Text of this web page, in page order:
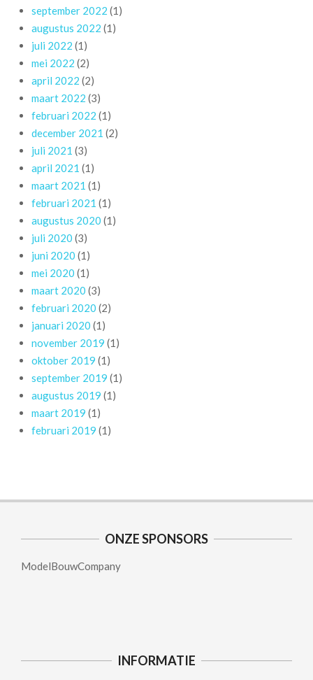
september 2022 (1)
augustus 2022 (1)
juli 2022 (1)
mei 2022 (2)
april 2022 (2)
maart 2022 (3)
februari 2022 (1)
december 2021 (2)
juli 2021 (3)
april 2021 (1)
maart 2021 (1)
februari 2021 (1)
augustus 2020 (1)
juli 2020 (3)
juni 2020 (1)
mei 2020 (1)
maart 2020 (3)
februari 2020 (2)
januari 2020 (1)
november 2019 (1)
oktober 2019 (1)
september 2019 (1)
augustus 2019 (1)
maart 2019 (1)
februari 2019 (1)
ONZE SPONSORS
ModelBouwCompany
INFORMATIE